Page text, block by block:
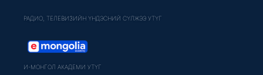
РАДИО, ТЕЛЕВИЗИЙН ҮНДЭСНИЙ СҮЛЖЭЭ УТҮГ
И-МОНГОЛ АКАДЕМИ УТҮГ